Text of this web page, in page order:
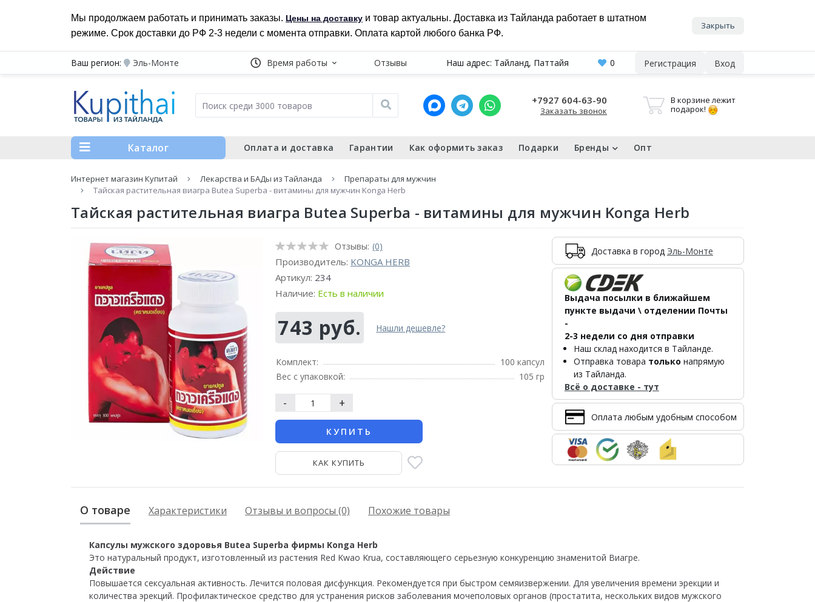
Мы продолжаем работать и принимать заказы. Цены на доставку и товар актуальны. Доставка из Тайланда работает в штатном
режиме. Срок доставки до РФ 2-3 недели с момента отправки. Оплата картой любого банка РФ.
Закрыть
Ваш регион: Эль-Монте Время работы Отзывы Наш адрес: Тайланд, Паттайя 0 Регистрация Вход
+7927 604-63-90
Заказать звонок
В корзине лежит
подарок!
Каталог Оплата и доставка Гарантии Как оформить заказ Подарки Бренды Опт
Интернет магазин Купитай Лекарства и БАДы из Тайланда
Препараты для мужчин
Тайская растительная виагра Butea Superba - витамины для мужчин Konga Herb
Тайская растительная виагра Butea Superba - витамины для мужчин Konga Herb
Отзывы: (0)
Производитель: KONGA HERB
Артикул: 234
Наличие: Есть в наличии
743 руб. Нашли дешевле?
Комплект:
100 капсул
Вес с упаковкой:
105 гр
- +
КУПИТЬ
КАК КУПИТЬ
Доставка в город Эль-Монте
Выдача посылки в ближайшем
пункте выдачи \ отделении Почты
-
2-3 недели со дня отправки
Наш склад находится в Тайланде.
Отправка товара только напрямую
из Тайланда.
Всё о доставке - тут
Оплата любым удобным способом
О товаре Характеристики Отзывы и вопросы (0) Похожие товары
Капсулы мужского здоровья Butea Superba фирмы Konga Herb
Это натуральный продукт, изготовленный из растения Red Kwao Krua, составляющего серьезную конкуренцию знаменитой Виагре.
Действие
Повышается сексуальная активность. Лечится половая дисфункция. Рекомендуется при быстром семяизвержении. Для увеличения времени эрекции и
количества эрекций. Профилактическое средство для устранения рисков заболевания мочеполовых органов (простатита, нескольких видов мужского